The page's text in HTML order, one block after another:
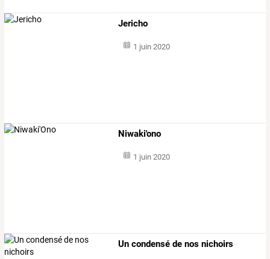
Jericho
1 juin 2020
Niwaki'ono
1 juin 2020
Un condensé de nos nichoirs